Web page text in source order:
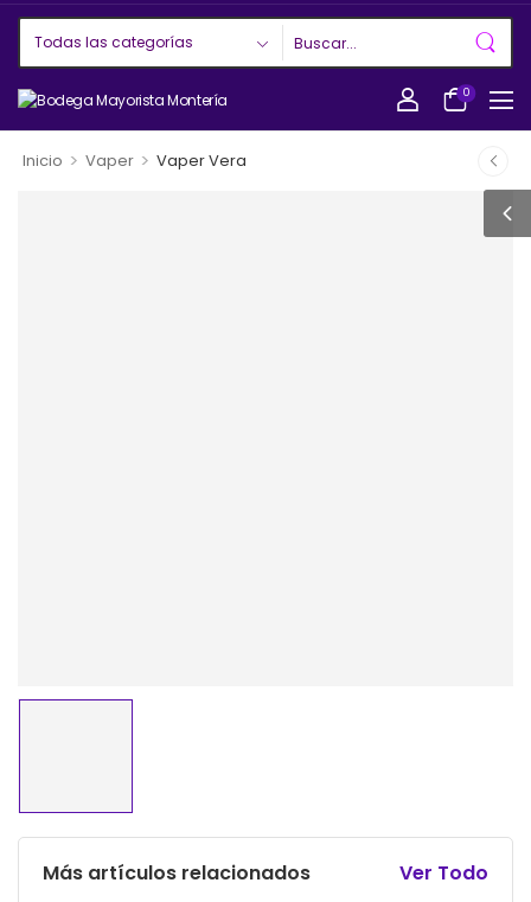
0
Inicio > Vaper > Vaper Vera
Más artículos relacionados Ver Todo